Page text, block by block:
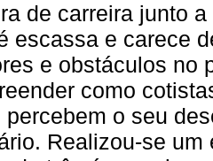
de carreira junto
escassa e carece
e obstáculos no
como
percebem o seu
Realizou-se